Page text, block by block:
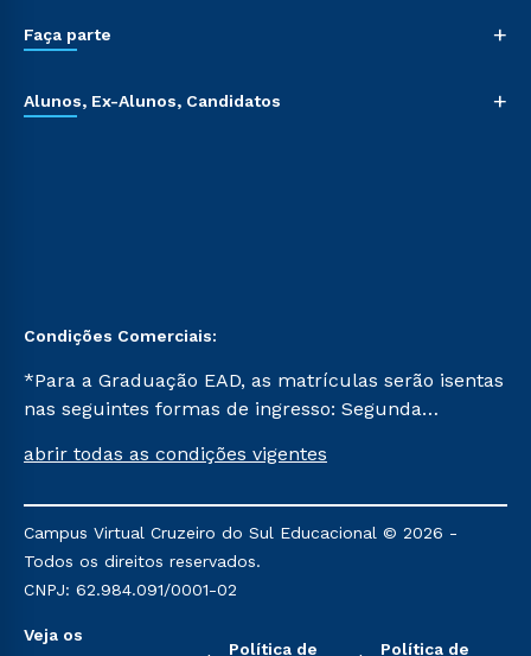
Faça parte +
Alunos, Ex-Alunos, Candidatos +
Condições Comerciais:
*Para a Graduação EAD, as matrículas serão isentas
nas seguintes formas de ingresso: Segunda
Já para as demais, a taxa de matrícula será de R$
mencionadas são referentes aos cursos: Ensino
Religioso, Geografia para a Docência e Metodologia
do Ensino de História: Questões Atuais.
abrir todas as condições vigentes
Campus Virtual Cruzeiro do Sul Educacional © 2026 -
Todos os direitos reservados.
CNPJ: 62.984.091/0001-02
Veja os
Política de Política de